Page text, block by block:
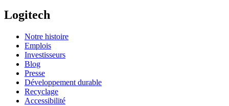
Logitech
Notre histoire
Emplois
Investisseurs
Blog
Presse
Développement durable
Recyclage
Accessibilité